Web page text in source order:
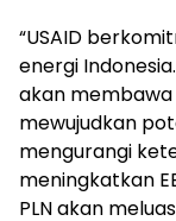
“USAID
energi
akan
mewujudkan
mengurangi
meningkatkan
PLN akan